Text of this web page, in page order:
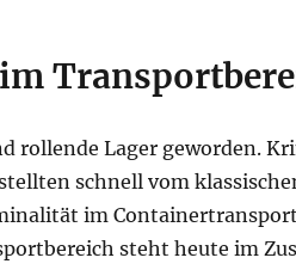
rollende Lager geworden.
schnell vom
im Containertransport
steht heute im